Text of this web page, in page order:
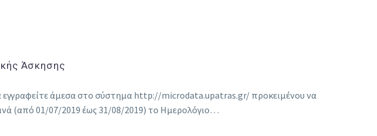
Άσκησης
εγγραφείτε άμεσα στο σύστημα http://microdata.upatras.gr/ προκειμένου να
(από 01/07/2019 έως 31/08/2019) το Ημερολόγιο…